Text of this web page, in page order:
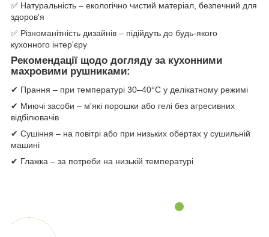
✅ Натуральність – екологічно чистий матеріал, безпечний для
здоров'я
✅ Різноманітність дизайнів – підійдуть до будь-якого
кухонного інтер'єру
Рекомендації щодо догляду за кухонними
махровими рушниками:
✔ Прання – при температурі 30–40°C у делікатному режимі
✔ Миючі засоби – м'які порошки або гелі без агресивних
відбілювачів
✔ Сушіння – на повітрі або при низьких обертах у сушильній
машині
✔ Глажка – за потреби на низькій температурі